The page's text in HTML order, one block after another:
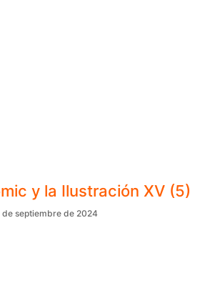
y la Ilustración XV (5)
de septiembre de 2024